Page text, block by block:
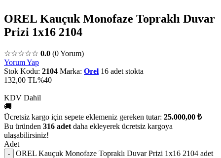
OREL Kauçuk Monofaze Topraklı Duvar
Prizi 1x16 2104
☆☆☆☆☆ 0.0 (0 Yorum)
Yorum Yap
Stok Kodu: 2104 Marka: Orel 16 adet stokta
132,00 TL%40
KDV Dahil
🚚
Ücretsiz kargo için sepete eklemeniz gereken tutar: 25.000,00 ₺
Bu üründen 316 adet daha ekleyerek ücretsiz kargoya
ulaşabilirsiniz!
Adet
OREL Kauçuk Monofaze Topraklı Duvar Prizi 1x16 2104 adet